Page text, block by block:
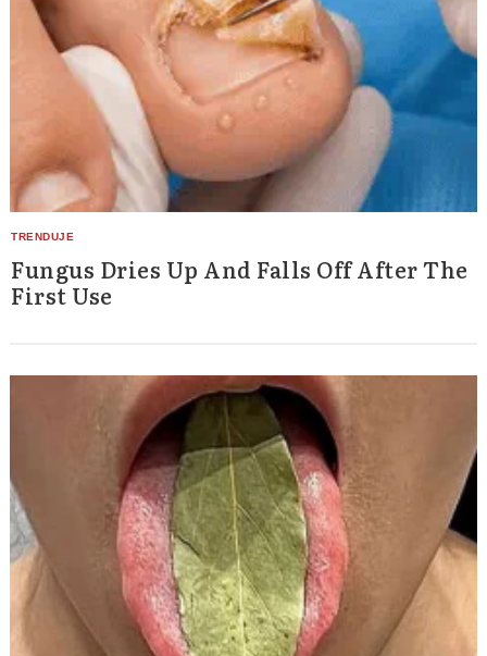
Fungus Dries Up And Falls Off After The
First Use